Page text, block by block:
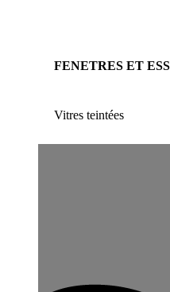
FENETRES ET
Vitres teintées